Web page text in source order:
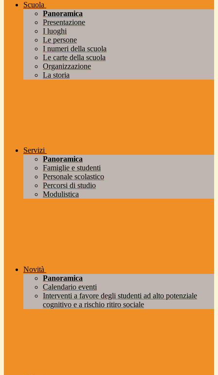
Scuola
Panoramica
Presentazione
I luoghi
Le persone
I numeri della scuola
Le carte della scuola
Organizzazione
La storia
Servizi
Panoramica
Famiglie e studenti
Personale scolastico
Percorsi di studio
Modulistica
Novità
Panoramica
Calendario eventi
Interventi a favore degli studenti ad alto potenziale
cognitivo e a rischio ritiro sociale